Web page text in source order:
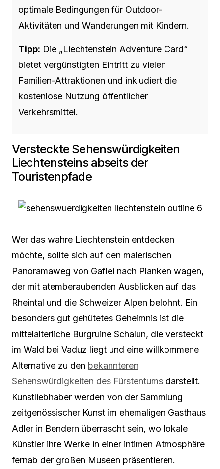
optimale Bedingungen für Outdoor-
Aktivitäten und Wanderungen mit Kindern.
Tipp: Die „Liechtenstein Adventure Card“
bietet vergünstigten Eintritt zu vielen
Familien-Attraktionen und inkludiert die
kostenlose Nutzung öffentlicher
Verkehrsmittel.
Versteckte Sehenswürdigkeiten
Liechtensteins abseits der
Touristenpfade
Wer das wahre Liechtenstein entdecken
möchte, sollte sich auf den malerischen
Panoramaweg von Gaflei nach Planken wagen,
der mit atemberaubenden Ausblicken auf das
Rheintal und die Schweizer Alpen belohnt. Ein
besonders gut gehütetes Geheimnis ist die
mittelalterliche Burgruine Schalun, die versteckt
im Wald bei Vaduz liegt und eine willkommene
Alternative zu den bekannteren
Sehenswürdigkeiten des Fürstentums darstellt.
Kunstliebhaber werden von der Sammlung
zeitgenössischer Kunst im ehemaligen Gasthaus
Adler in Bendern überrascht sein, wo lokale
Künstler ihre Werke in einer intimen Atmosphäre
fernab der großen Museen präsentieren.